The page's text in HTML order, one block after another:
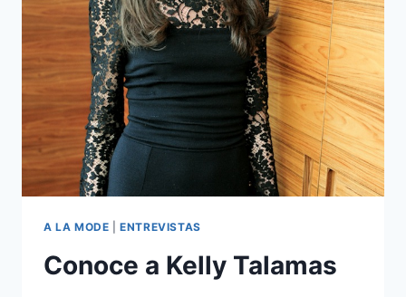
A LA MODE |ENTREVISTAS
Conoce a Kelly Talamas